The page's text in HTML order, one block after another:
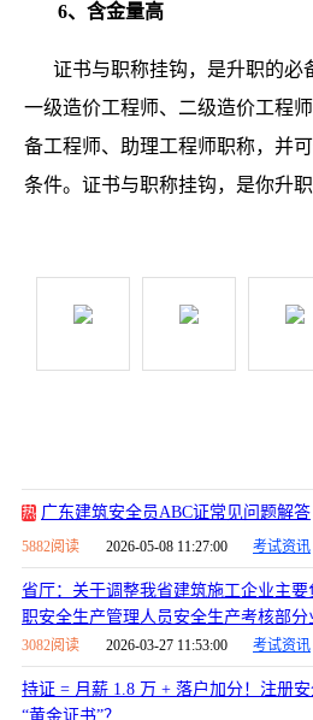
6、含金量高
证书与职称挂钩，是升职的必
一级造价工程师、二级造价工程
备工程师、助理工程师职称，并
条件。证书与职称挂钩，是你升职
热 广东建筑安全员ABC证常见问题解答
5882阅读 2026-05-08 11:27:00 考试资讯
省厅：关于调整我省建筑施工企业主
职安全生产管理人员安全生产考核部分
3082阅读 2026-03-27 11:53:00 考试资讯
持证 = 月薪 1.8 万 + 落户加分！注册
“黄金证书”？